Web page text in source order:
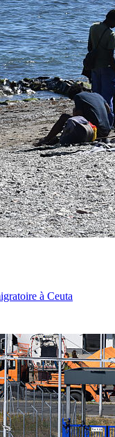
à Ceuta